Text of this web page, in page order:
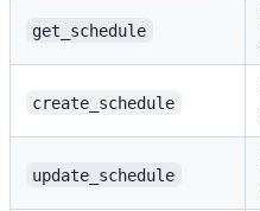
get_schedule
create_schedule
update_schedule